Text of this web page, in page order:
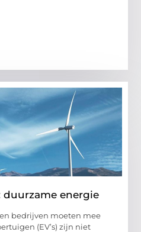
duurzame energie
bedrijven moeten mee
(EV’s) zijn niet